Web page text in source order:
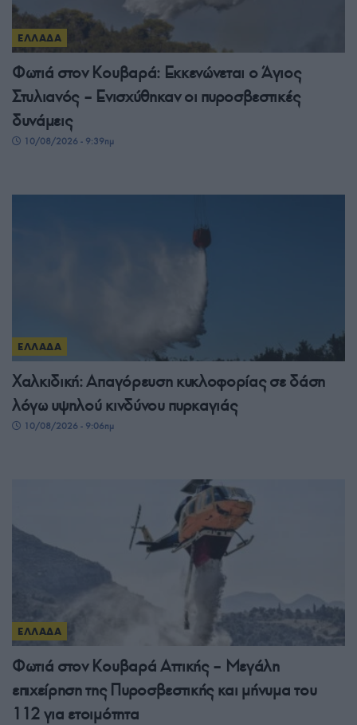
ΕΛΛΑΔΑ
Φωτιά στον Κουβαρά: Εκκενώνεται ο Άγιος
Στυλιανός – Ενισχύθηκαν οι πυροσβεστικές
δυνάμεις
10/08/2026 - 9:39πμ
ΕΛΛΑΔΑ
Χαλκιδική: Απαγόρευση κυκλοφορίας σε δάση
λόγω υψηλού κινδύνου πυρκαγιάς
10/08/2026 - 9:06πμ
ΕΛΛΑΔΑ
Φωτιά στον Κουβαρά Αττικής – Μεγάλη
επιχείρηση της Πυροσβεστικής και μήνυμα του
112 για ετοιμότητα